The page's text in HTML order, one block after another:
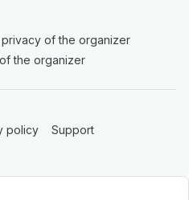
in a new tab)
privacy of the organizer
the organizer
tab)
policy (opens in a new tab)
Support